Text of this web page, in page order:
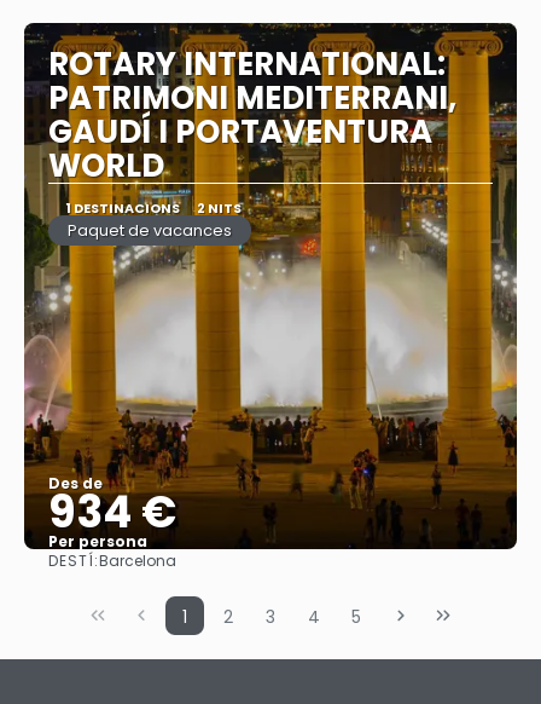
ROTARY INTERNATIONAL:
PATRIMONI MEDITERRANI,
GAUDÍ I PORTAVENTURA
WORLD
1 DESTINACIONS 2 NITS
Paquet de vacances
Des de
934 €
Per persona
DESTÍ:Barcelona
1 2 3 4 5